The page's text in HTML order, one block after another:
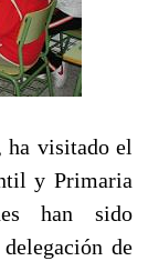
visitado el
y Primaria
han sido
de